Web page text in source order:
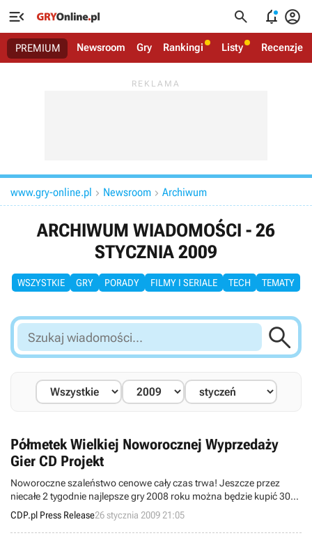
   
PREMIUM Newsroom Gry Rankingi Listy Recenzje
www.gry-online.pl  Newsroom  Archiwum
ARCHIWUM WIADOMOŚCI - 26
STYCZNIA 2009
WSZYSTKIE GRY PORADY FILMY I SERIALE TECH TEMATY
Szukaj
wiadomości...

Półmetek Wielkiej Noworocznej Wyprzedaży
Gier CD Projekt
Noworoczne szaleństwo cenowe cały czas trwa! Jeszcze przez
niecałe 2 tygodnie najlepsze gry 2008 roku można będzie kupić 30%
oraz 50% taniej.
CDP.pl Press Release26 stycznia 2009 21:05